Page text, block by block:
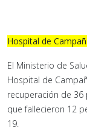
Hospital de
El Ministerio de
Hospital de
recuperación de
que fallecieron 12
19.